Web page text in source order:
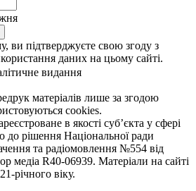
ви підтверджуєте свою згоду з
даних на цьому сайті.
видання
матеріалів лише за згодою
cookies.
в якості суб’єкта у сфері
до рішення Національної ради
та радіомовлення №554 від
медіа R40-06939. Матеріали на сайті
річного віку.